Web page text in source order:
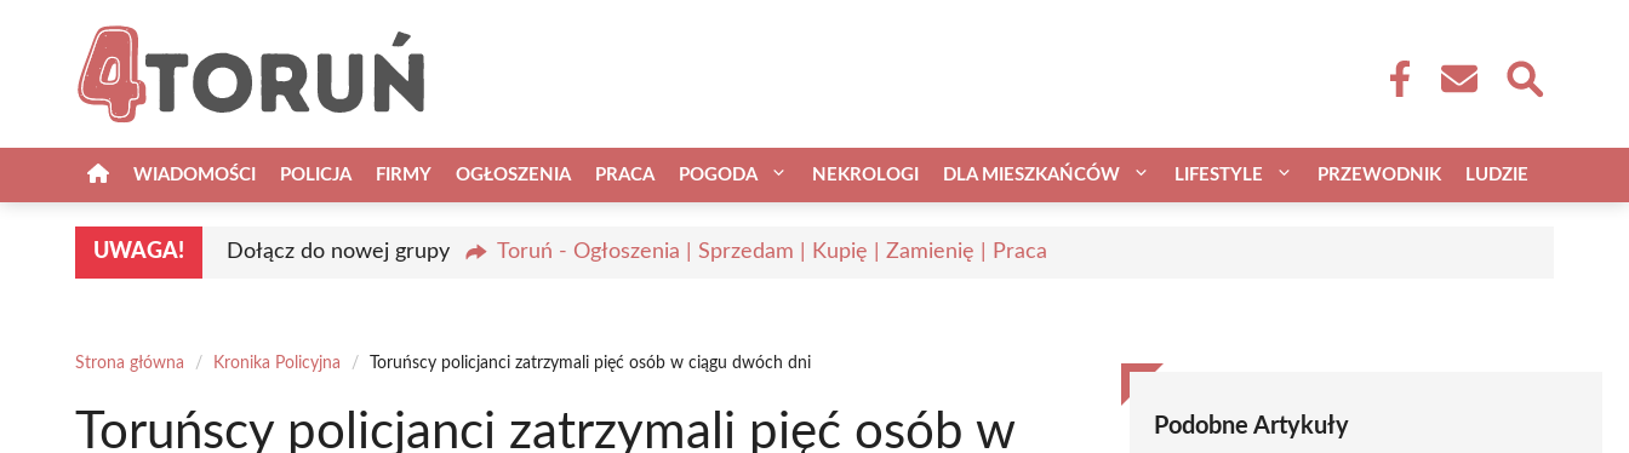
WIADOMOŚCI POLICJA FIRMY OGŁOSZENIA PRACA POGODA NEKROLOGI DLA MIESZKAŃCÓW LIFESTYLE PRZEWODNIK LUDZIE
UWAGA! Dołącz do nowej grupy Toruń - Ogłoszenia | Sprzedam | Kupię | Zamienię | Praca
Strona główna / Kronika Policyjna / Toruńscy policjanci zatrzymali pięć osób w ciągu dwóch dni
Toruńscy policjanci zatrzymali pięć osób w
Podobne Artykuły